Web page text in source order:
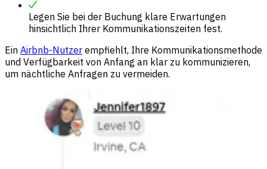
Legen Sie bei der Buchung klare Erwartungen
hinsichtlich Ihrer Kommunikationszeiten fest.
Ein Airbnb-Nutzer empfiehlt, Ihre Kommunikationsmethode
und Verfügbarkeit von Anfang an klar zu kommunizieren,
um nächtliche Anfragen zu vermeiden.